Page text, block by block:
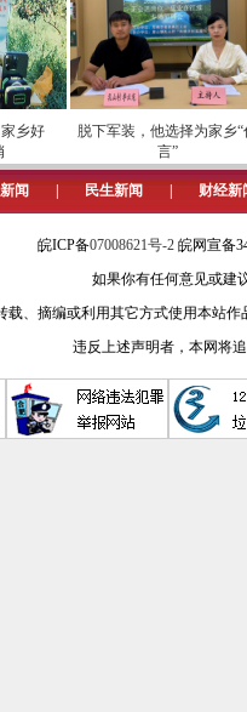
好
脱下军装，他选择为家乡“代
言”
闻 民生新闻 财经新
皖ICP备07008621号-2 皖网宣备
如果你有任何意见或建
载、摘编或利用其它方式使用本站
违反上述声明者，本网将